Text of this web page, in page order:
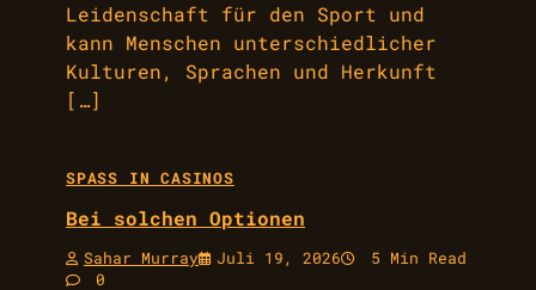
Leidenschaft für den Sport und
kann Menschen unterschiedlicher
Kulturen, Sprachen und Herkunft
[…]
SPASS IN CASINOS
Bei solchen Optionen
Sahar Murray Juli 19, 2026
5 Min Read
0